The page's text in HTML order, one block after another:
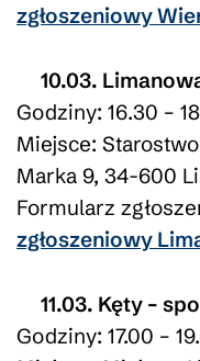
zgłoszeniowy
10.03.
Godziny: 16.30 –
Miejsce:
Marka 9, 34-600
Formularz
zgłoszeniowy
11.03. Kęty –
Godziny: 17.00 –